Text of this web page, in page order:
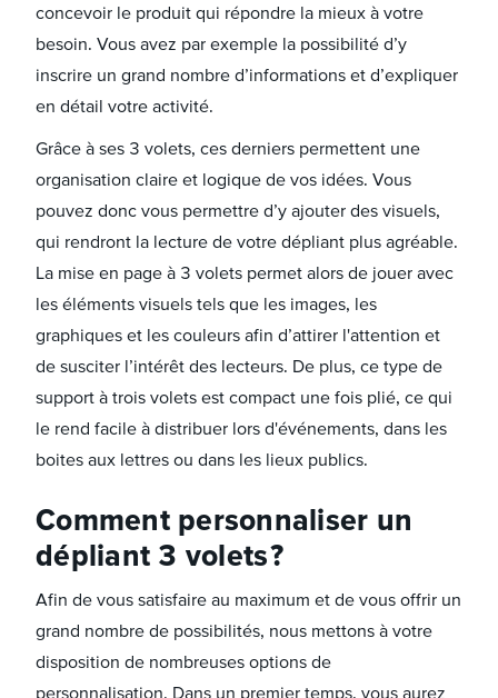
concevoir le produit qui répondre la mieux à votre
besoin. Vous avez par exemple la possibilité d’y
inscrire un grand nombre d’informations et d’expliquer
en détail votre activité.
Grâce à ses 3 volets, ces derniers permettent une
organisation claire et logique de vos idées. Vous
pouvez donc vous permettre d’y ajouter des visuels,
qui rendront la lecture de votre dépliant plus agréable.
La mise en page à 3 volets permet alors de jouer avec
les éléments visuels tels que les images, les
graphiques et les couleurs afin d’attirer l'attention et
de susciter l’intérêt des lecteurs. De plus, ce type de
support à trois volets est compact une fois plié, ce qui
le rend facile à distribuer lors d'événements, dans les
boites aux lettres ou dans les lieux publics.
Comment personnaliser un
dépliant 3 volets ?
Afin de vous satisfaire au maximum et de vous offrir un
grand nombre de possibilités, nous mettons à votre
disposition de nombreuses options de
personnalisation. Dans un premier temps, vous aurez